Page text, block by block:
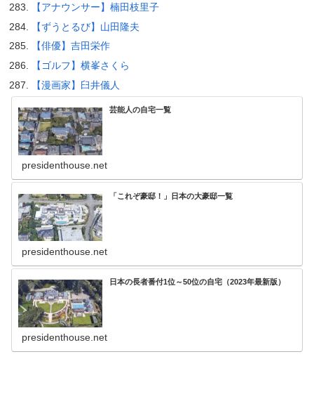
【アナウンサー】楠田枝里子
【ずうとるび】山田隆夫
【俳優】吉田栄作
【ゴルフ】横峯さくら
【漫画家】臼井儀人
芸能人の自宅一覧
presidenthouse.net
「これぞ豪邸！」日本の大豪邸一覧
presidenthouse.net
日本の長者番付1位～50位の自宅（2023年最新版）
presidenthouse.net